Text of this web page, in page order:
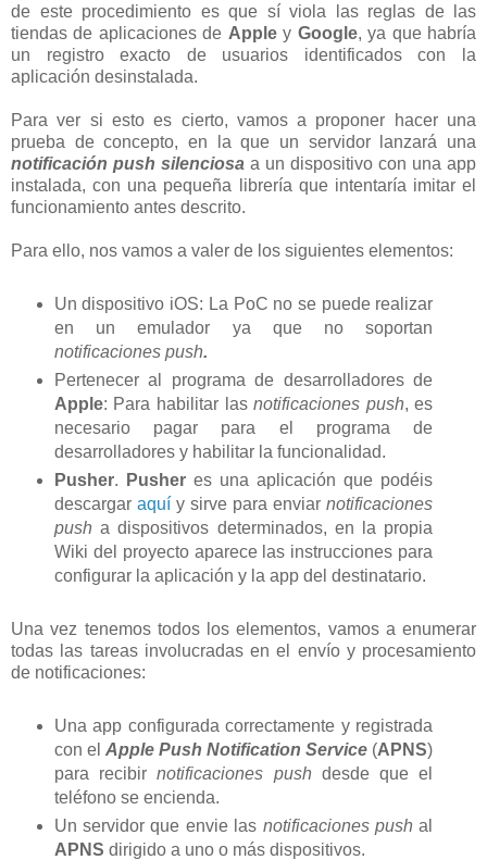
de este procedimiento es que sí viola las reglas de las
tiendas de aplicaciones de Appley Google, ya que habría
un registro exacto de usuarios identificados con la
aplicación desinstalada.
Para ver si esto es cierto, vamos a proponer hacer una
prueba de concepto, en la que un servidor lanzará una
notificación push silenciosa a un dispositivo con una app
instalada, con una pequeña librería que intentaría imitar el
funcionamiento antes descrito.
Para ello, nos vamos a valer de los siguientes elementos:
Un dispositivo iOS: La PoC no se puede realizar
en un emulador ya que no soportan
notificaciones push.
Pertenecer al programa de desarrolladores de
Apple: Para habilitar lasnotificaciones push, es
necesario pagar para el programa de
desarrolladores y habilitar la funcionalidad.
Pusher. Pusheres una aplicación que podéis
descargar aquíy sirve para enviarnotificaciones
push a dispositivos determinados, en la propia
Wiki del proyecto aparece las instrucciones para
configurar la aplicación y la app del destinatario.
Una vez tenemos todos los elementos, vamos a enumerar
todas las tareas involucradas en el envío y procesamiento
de notificaciones:
Una app configurada correctamente y registrada
con el Apple Push Notification Service (APNS)
para recibirnotificaciones push desde que el
teléfono se encienda.
Un servidor que envie las notificaciones push al
APNS dirigido a uno o más dispositivos.